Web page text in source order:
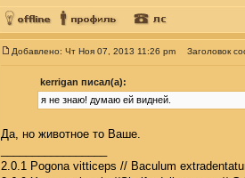
Добавлено: Чт Ноя 07, 2013 11:26 pm Заголовок
kerrigan писал(а):
я не знаю! думаю ей видней.
Да, но животное то Ваше.
2.0.1 Pogona vitticeps // Baculum